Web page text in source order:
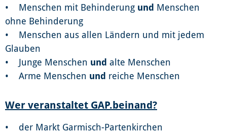
• Menschen mit Behinderung und Menschen
ohne Behinderung
• Menschen aus allen Ländern und mit jedem
Glauben
• Junge Menschen und alte Menschen
• Arme Menschen und reiche Menschen
Wer veranstaltet GAP.beinand?
• der Markt Garmisch-Partenkirchen